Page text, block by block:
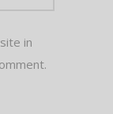
in